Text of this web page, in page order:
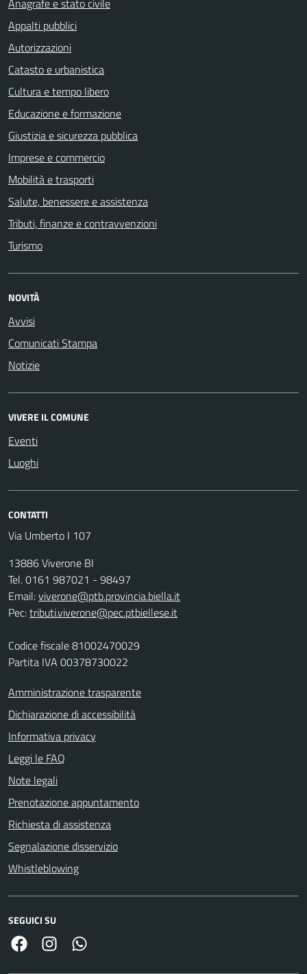
Anagrafe e stato civile
Appalti pubblici
Autorizzazioni
Catasto e urbanistica
Cultura e tempo libero
Educazione e formazione
Giustizia e sicurezza pubblica
Imprese e commercio
Mobilità e trasporti
Salute, benessere e assistenza
Tributi, finanze e contravvenzioni
Turismo
NOVITÀ
Avvisi
Comunicati Stampa
Notizie
VIVERE IL COMUNE
Eventi
Luoghi
CONTATTI
Via Umberto I 107
13886 Viverone BI
Tel. 0161 987021 - 98497
Email:viverone@ptb.provincia.biella.it
Pec:tributi.viverone@pec.ptbiellese.it
Codice fiscale 81002470029
Partita IVA 00378730022
Amministrazione trasparente
Dichiarazione di accessibilità
Informativa privacy
Leggi le FAQ
Note legali
Prenotazione appuntamento
Richiesta di assistenza
Segnalazione disservizio
Whistleblowing
SEGUICI SU
Facebook Link Instagram